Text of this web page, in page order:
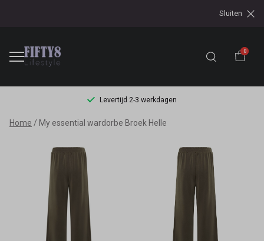
Sluiten
0
Levertijd 2-3 werkdagen
My
essential
wardorbe
Broek
Helle
Home My essential wardorbe Broek Helle